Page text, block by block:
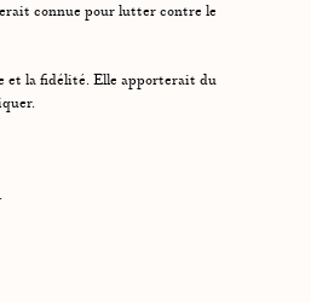
connue pour lutter contre le
et la fidélité. Elle apporterait du